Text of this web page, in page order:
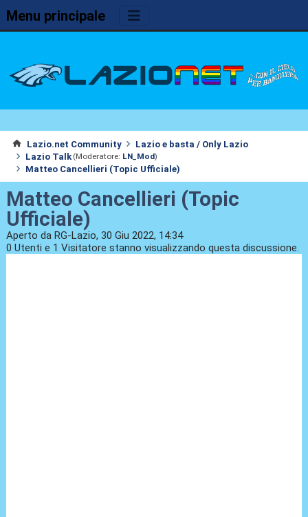
Menu principale
Lazio.net Community
Lazio e basta / Only Lazio
Lazio Talk (Moderatore: LN_Mod)
Matteo Cancellieri (Topic Ufficiale)
Matteo Cancellieri (Topic
Ufficiale)
Aperto da RG-Lazio, 30 Giu 2022, 14:34
0 Utenti e 1 Visitatore stanno visualizzando questa discussione.